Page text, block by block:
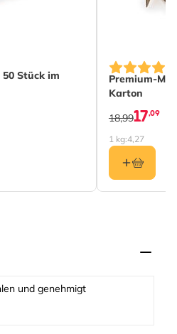
Stück im
Premium-
Karton
17,09
18,99
1 kg:4,27
und genehmigt